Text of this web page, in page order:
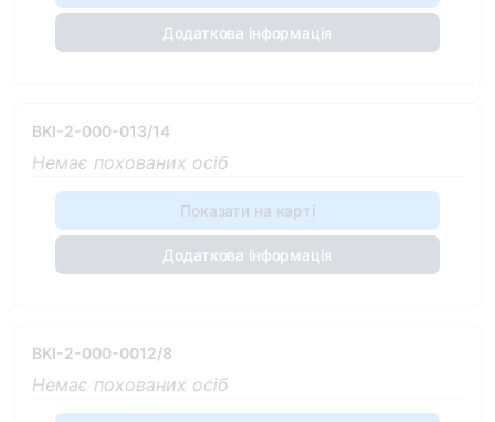
Додаткова інформація
BKI-2-000-013/14
Немає похованих осіб
Показати на карті
Додаткова інформація
BKI-2-000-0012/8
Немає похованих осіб